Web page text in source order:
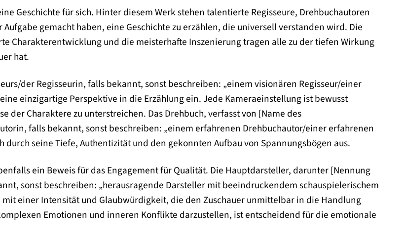
Geschichte für sich. Hinter diesem Werk stehen talentierte Regisseure, Drehbuchautoren
Aufgabe gemacht haben, eine Geschichte zu erzählen, die universell verstanden wird. Die
Charakterentwicklung und die meisterhafte Inszenierung tragen alle zu der tiefen Wirkung
hat.
der Regisseurin, falls bekannt, sonst beschreiben: „einem visionären Regisseur/einer
einzigartige Perspektive in die Erzählung ein. Jede Kameraeinstellung ist bewusst
der Charaktere zu unterstreichen. Das Drehbuch, verfasst von [Name des
falls bekannt, sonst beschreiben: „einem erfahrenen Drehbuchautor/einer erfahrenen
durch seine Tiefe, Authentizität und den gekonnten Aufbau von Spannungsbögen aus.
ein Beweis für das Engagement für Qualität. Die Hauptdarsteller, darunter [Nennung
sonst beschreiben: „herausragende Darsteller mit beeindruckendem schauspielerischem
einer Intensität und Glaubwürdigkeit, die den Zuschauer unmittelbar in die Handlung
Emotionen und inneren Konflikte darzustellen, ist entscheidend für die emotionale